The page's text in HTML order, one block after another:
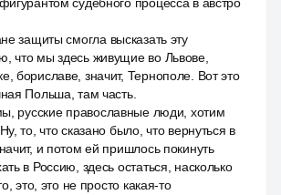
защиты смогла высказать эту
что мы здесь живущие во Львове,
бориславе, значит, Тернополе. Вот это
Польша, там часть.
русские православные люди, хотим
то, что сказано было, что вернуться в
и потом ей пришлось покинуть
в Россию, здесь остаться, насколько
это, это не просто какая-то